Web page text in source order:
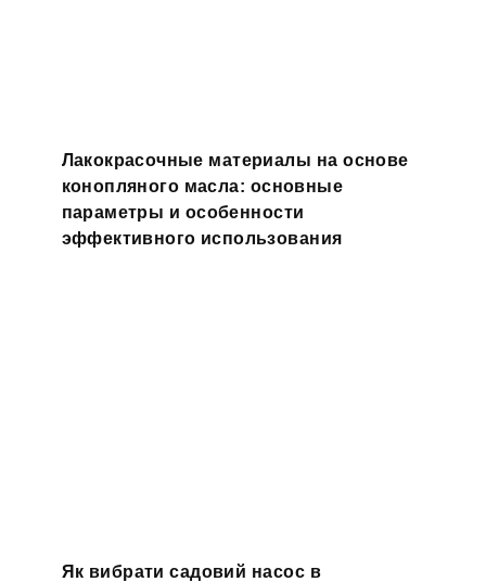
Лакокрасочные материалы на основе
конопляного масла: основные
параметры и особенности
эффективного использования
Як вибрати садовий насос в